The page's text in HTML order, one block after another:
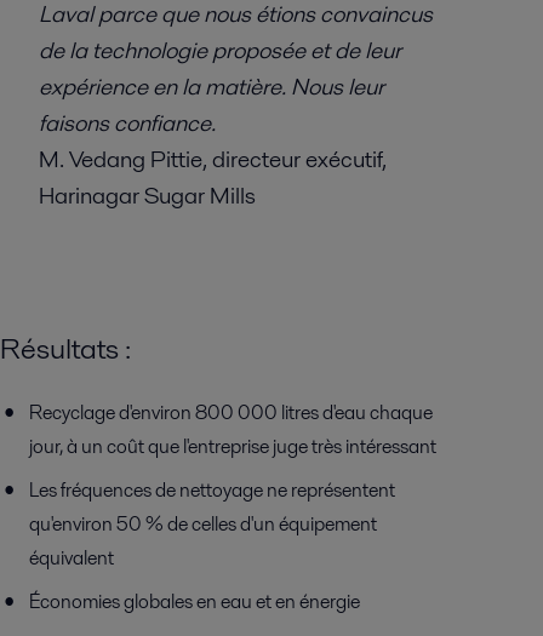
Laval parce que nous étions convaincus
de la technologie proposée et de leur
expérience en la matière. Nous leur
faisons confiance.
M. Vedang Pittie, directeur exécutif,
Harinagar Sugar Mills
Résultats :
Recyclage d'environ 800 000 litres d'eau chaque
jour, à un coût que l'entreprise juge très intéressant
Les fréquences de nettoyage ne représentent
qu'environ 50 % de celles d'un équipement
équivalent
Économies globales en eau et en énergie